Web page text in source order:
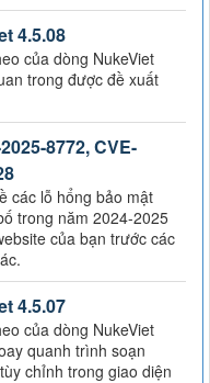
4.5.08
của dòng NukeViet
trong được đề xuất
8772, CVE-
các lỗ hổng bảo mật
trong năm 2024-2025
của bạn trước các
4.5.07
của dòng NukeViet
quanh trình soạn
chỉnh trong giao diện